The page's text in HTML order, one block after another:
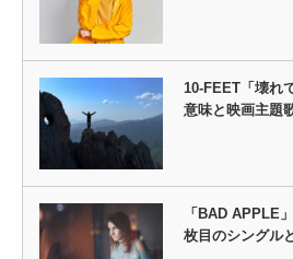
10-FEET「壊れ
意味と映画主題
「BAD APPLE
枚目のシングル